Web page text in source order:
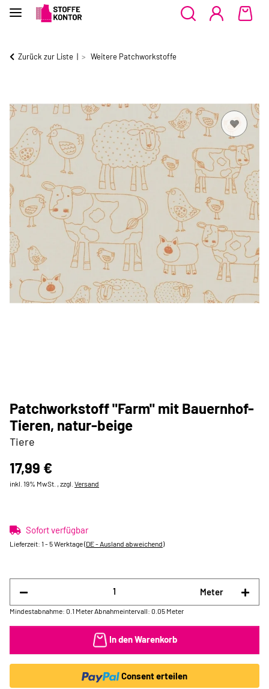
Zurück zur Liste Weitere Patchworkstoffe
Patchworkstoff "Farm" mit Bauernhof-
Tieren, natur-beige
Tiere
17,99 €
inkl. 19% MwSt. , zzgl. Versand
Sofort verfügbar
Lieferzeit: 1 - 5 Werktage(DE - Ausland abweichend)
Meter
Mindestabnahme: 0.1 Meter Abnahmeintervall: 0.05 Meter
In den Warenkorb
Consent erteilen